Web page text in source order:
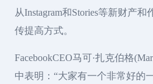
从Instagram和Stories等新财产
传提高方式。
FacebookCEO马可·扎克伯格
中表明：“大家有一个非常好的